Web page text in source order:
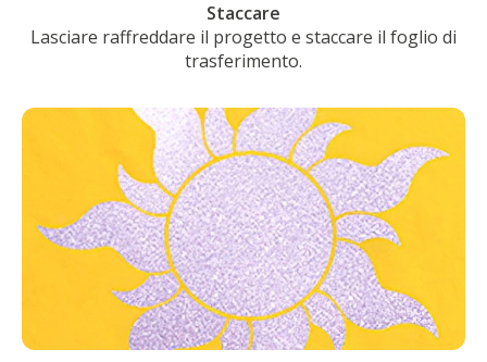
Staccare
Lasciare raffreddare il progetto e staccare il foglio di
trasferimento.